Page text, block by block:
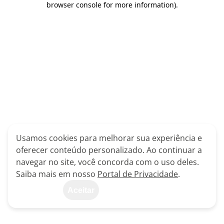
browser console for more information).
Usamos cookies para melhorar sua experiência e
oferecer conteúdo personalizado. Ao continuar a
navegar no site, você concorda com o uso deles.
Saiba mais em nosso Portal de Privacidade.